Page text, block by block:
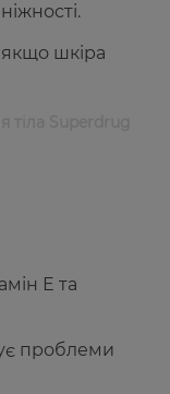
шкіра
Е та
проблеми